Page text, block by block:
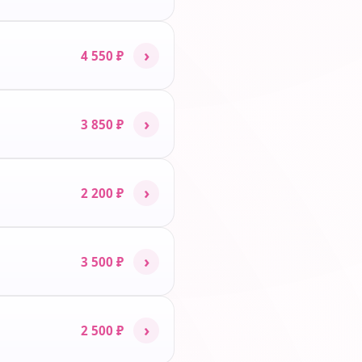
4 550 ₽ ›
3 850 ₽ ›
2 200 ₽ ›
3 500 ₽ ›
2 500 ₽ ›